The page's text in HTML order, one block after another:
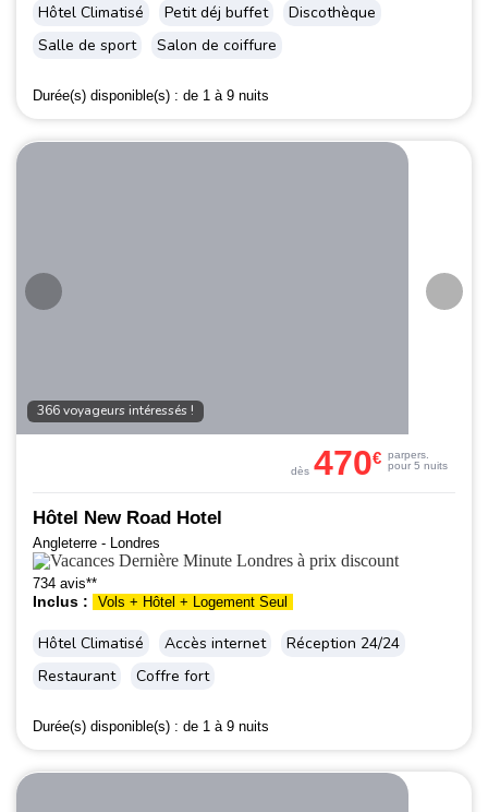
Hôtel Climatisé Petit déj buffet
Discothèque
Salle de sport
Salon de coiffure
Durée(s) disponible(s) : de 1 à 9 nuits
366 voyageurs intéressés !
Hôtel New Road Hotel
Angleterre - Londres
734 avis**
Inclus : Vols + Hôtel + Logement Seul
Hôtel Climatisé Accès internet
Réception 24/24
Restaurant
Coffre fort
Durée(s) disponible(s) : de 1 à 9 nuits
dès 470€ parpers.
pour 5 nuits